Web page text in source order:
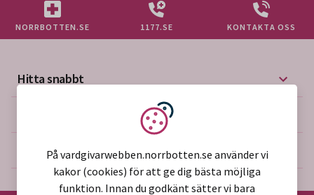
NORRBOTTEN.SE 1177.SE KONTAKTA OSS
Hitta snabbt
Mer på vårdgivarwebben
Om webbplatsen
Vi använder kakor
På vardgivarwebben.norrbotten.se använder vi
kakor (cookies) för att ge dig bästa möjliga
funktion. Innan du godkänt sätter vi bara